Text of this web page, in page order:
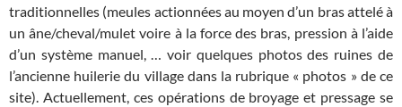
traditionnelles (meules actionnées au moyen d’un bras attelé à
un âne/cheval/mulet voire à la force des bras, pression à l’aide
d’un système manuel, … voir quelques photos des ruines de
l’ancienne huilerie du village dans la rubrique « photos » de ce
site). Actuellement, ces opérations de broyage et pressage se